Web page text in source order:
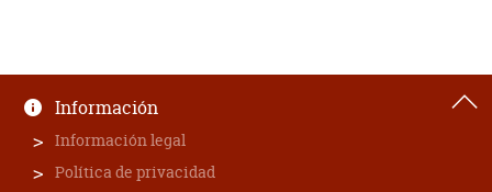
Información
Información legal
Política de privacidad